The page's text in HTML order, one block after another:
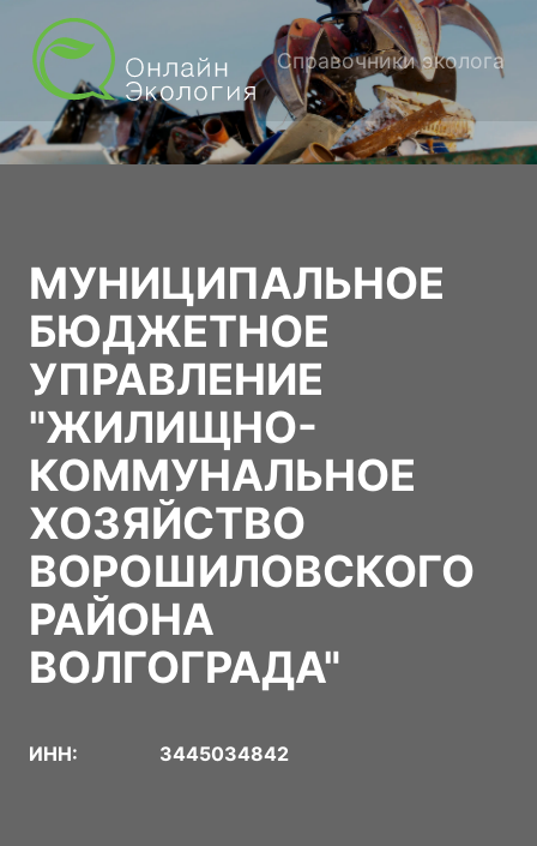
Справочники эколога
МУНИЦИПАЛЬНОЕ
БЮДЖЕТНОЕ
УПРАВЛЕНИЕ
"ЖИЛИЩНО-
КОММУНАЛЬНОЕ
ХОЗЯЙСТВО
ВОРОШИЛОВСКОГО
РАЙОНА
ВОЛГОГРАДА"
ИНН: 3445034842